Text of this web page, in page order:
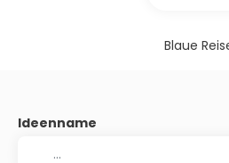
Blaue
Ideenname